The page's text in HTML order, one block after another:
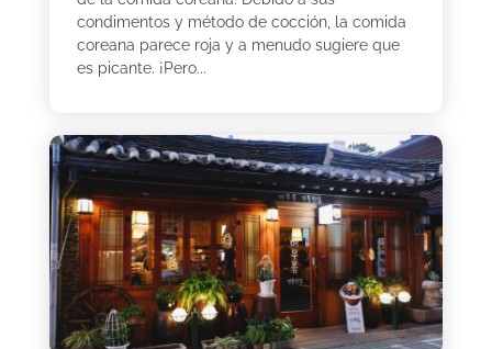
condimentos y método de cocción, la comida
coreana parece roja y a menudo sugiere que
es picante. ¡Pero...